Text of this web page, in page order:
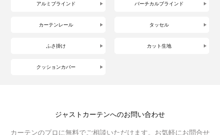
アルミブラインド バーチカルブラインド
カーテンレール タッセル
ふさ掛け カット生地
クッションカバー
ジャストカーテンへのお問い合わせ
カーテンのプロに無料でご相談いただけます。お気軽にお問合せ